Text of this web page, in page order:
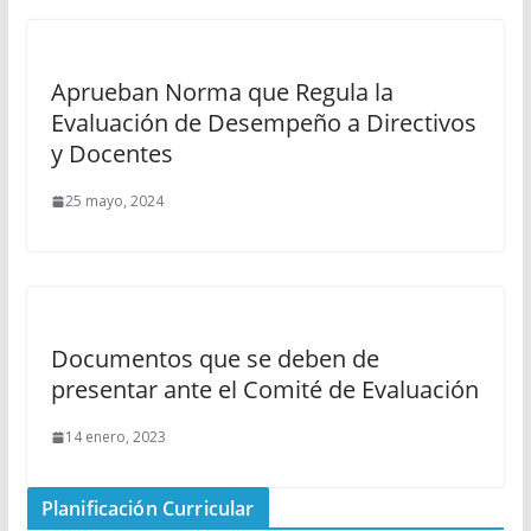
Aprueban Norma que Regula la
Evaluación de Desempeño a Directivos
y Docentes
25 mayo, 2024
Documentos que se deben de
presentar ante el Comité de Evaluación
14 enero, 2023
Planificación Curricular